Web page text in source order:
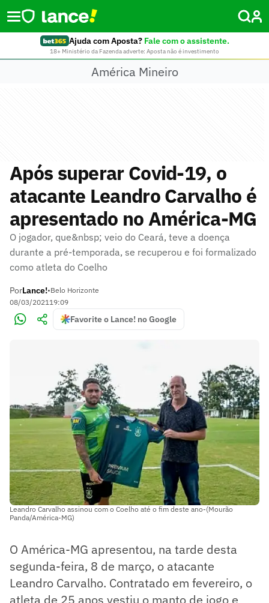
Ajuda com Aposta? Fale com o assistente.
18+ Ministério da Fazenda adverte: Aposta não é investimento
América Mineiro
Após superar Covid-19, o
atacante Leandro Carvalho é
apresentado no América-MG
O jogador, que&nbsp; veio do Ceará, teve a doença
durante a pré-temporada, se recuperou e foi formalizado
como atleta do Coelho
PorLance!•Belo Horizonte
08/03/202119:09
Favorite o Lance! no Google
Leandro Carvalho assinou com o Coelho até o fim deste ano-(Mourão
Panda/América-MG)
O América-MG apresentou, na tarde desta
segunda-feira, 8 de março, o atacante
Leandro Carvalho. Contratado em fevereiro, o